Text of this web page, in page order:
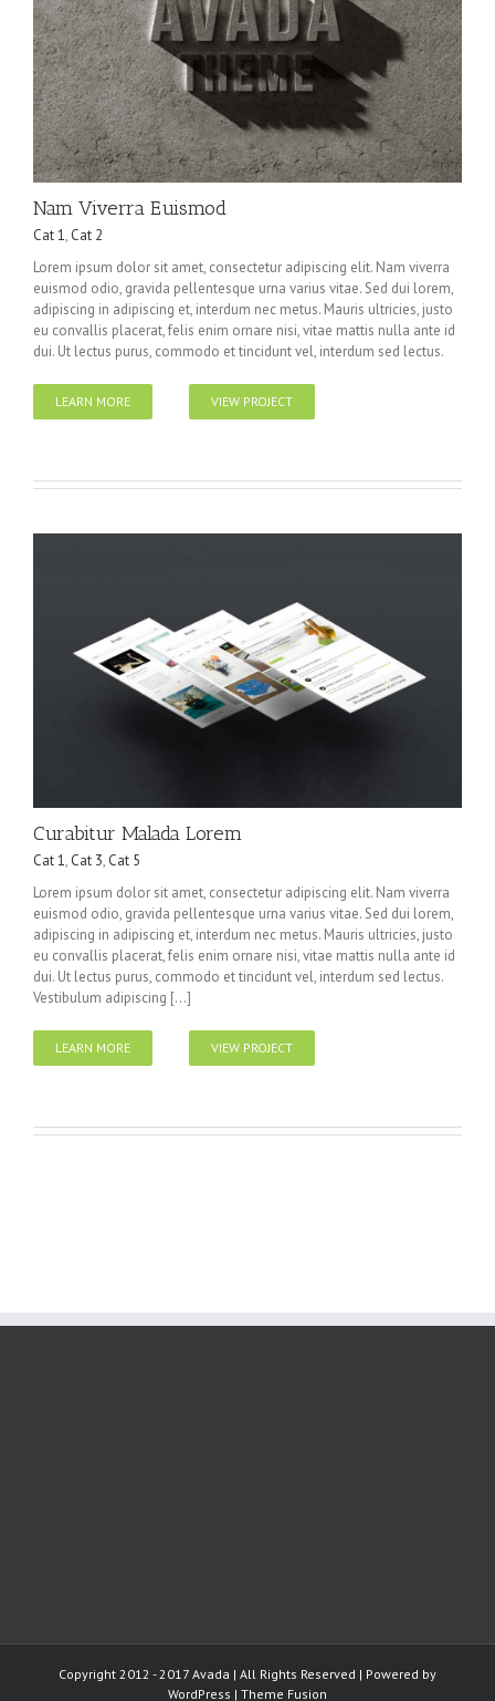
Nam Viverra Euismod
Cat 1, Cat 2
Lorem ipsum dolor sit amet, consectetur adipiscing elit. Nam viverra
euismod odio, gravida pellentesque urna varius vitae. Sed dui lorem,
adipiscing in adipiscing et, interdum nec metus. Mauris ultricies, justo
eu convallis placerat, felis enim ornare nisi, vitae mattis nulla ante id
dui. Ut lectus purus, commodo et tincidunt vel, interdum sed lectus.
LEARN MORE VIEW PROJECT
Curabitur Malada Lorem
Cat 1, Cat 3, Cat 5
Lorem ipsum dolor sit amet, consectetur adipiscing elit. Nam viverra
euismod odio, gravida pellentesque urna varius vitae. Sed dui lorem,
adipiscing in adipiscing et, interdum nec metus. Mauris ultricies, justo
eu convallis placerat, felis enim ornare nisi, vitae mattis nulla ante id
dui. Ut lectus purus, commodo et tincidunt vel, interdum sed lectus.
Vestibulum adipiscing [...]
LEARN MORE VIEW PROJECT
Copyright 2012 - 2017 Avada | All Rights Reserved | Powered by
WordPress | Theme Fusion